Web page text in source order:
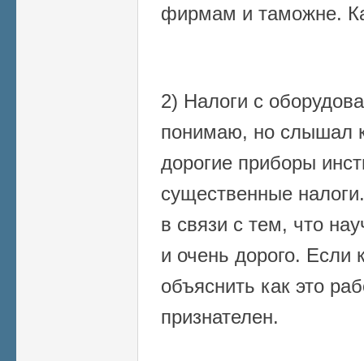
фирмам и таможне.
2) Налоги с
понимаю, но слышал
дорогие приборы
существенные
в связи с тем, что
и очень дорого. Если
объяснить как это
признателен.